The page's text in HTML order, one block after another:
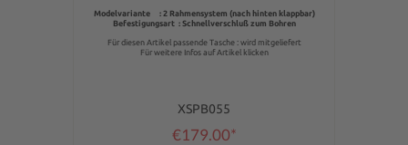
Modelvariante : 2 Rahmensystem (nach hinten klappbar)
Befestigungsart : Schnellverschluß zum Bohren
Für diesen Artikel passende Tasche : wird mitgeliefert
Für weitere Infos auf Artikel klicken
XSPB055
€179.00*